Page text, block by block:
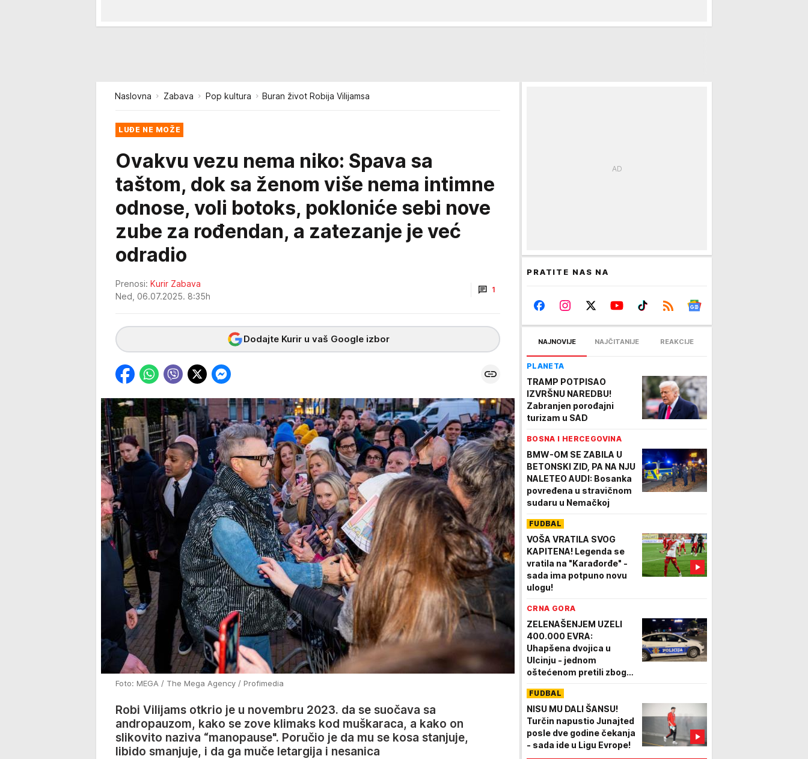
Naslovna Zabava Pop kultura Buran život Robija Vilijamsa
LUĐE NE MOŽE
Ovakvu vezu nema niko: Spava sa
taštom, dok sa ženom više nema intimne
odnose, voli botoks, pokloniće sebi nove
zube za rođendan, a zatezanje je već
odradio
Prenosi: Kurir Zabava
Ned, 06.07.2025. 8:35h
1
Dodajte Kurir u vaš Google izbor
Foto: MEGA / The Mega Agency / Profimedia
Robi Vilijams otkrio je u novembru 2023. da se suočava sa
andropauzom, kako se zove klimaks kod muškaraca, a kako on
slikovito naziva “manopause". Poručio je da mu se kosa stanjuje,
libido smanjuje, i da ga muče letargija i nesanica
PRATITE NAS NA
NAJNOVIJE NAJČITANIJE REAKCIJE
PLANETA
TRAMP POTPISAO
IZVRŠNU NAREDBU!
Zabranjen porođajni
turizam u SAD
BOSNA I HERCEGOVINA
BMW-OM SE ZABILA U
BETONSKI ZID, PA NA NJU
NALETEO AUDI: Bosanka
povređena u stravičnom
sudaru u Nemačkoj
FUDBAL
VOŠA VRATILA SVOG
KAPITENA! Legenda se
vratila na "Karađorđe" -
sada ima potpuno novu
ulogu!
CRNA GORA
ZELENAŠENJEM UZELI
400.000 EVRA:
Uhapšena dvojica u
Ulcinju - jednom
oštećenom pretili zbog
vozila i oružje
FUDBAL
NISU MU DALI ŠANSU!
Turčin napustio Junajted
posle dve godine čekanja
- sada ide u Ligu Evrope!